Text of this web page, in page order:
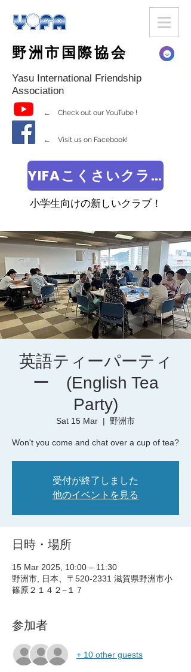
野洲市国際協会
Yasu International Friendship
Association
← Check out our YouTube !
← Visit us on Facebook!
YIFAこくさいクラブ
小学生向けの新しいクラブ！
英語ティーパーティ
ー (English Tea
Party)
Sat 15 Mar
  |
野洲市
Won't you come and chat over a cup of tea?
受付が終了しました
他のイベントを見る
日時・場所
15 Mar 2025, 10:00 – 11:30
野洲市, 日本、〒520-2331 滋賀県野洲市小
篠原２１４２−１７
参加者
+ 10 other guests